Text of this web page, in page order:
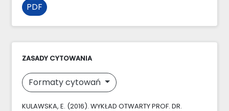
PDF
ZASADY CYTOWANIA
Formaty cytowań
KULAWSKA, E. (2016). WYKŁAD OTWARTY PROF. DR.